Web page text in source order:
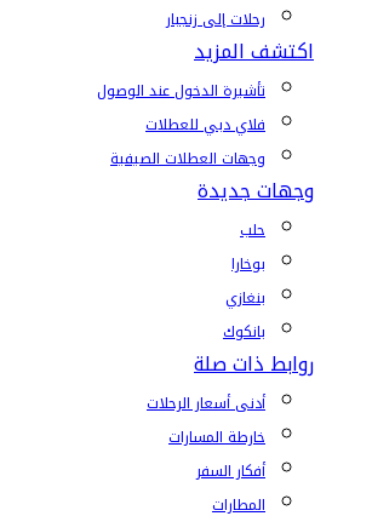
رحلات إلى زنجبار
اكتشف المزيد
تأشيرة الدخول عند الوصول
فلاي دبي للعطلات
وجهات العطلات الصيفية
وجهات جديدة
حلب
بوخارا
بنغازي
بانكوك
روابط ذات صلة
أدنى أسعار الرحلات
خارطة المسارات
أفكار السفر
المطارات